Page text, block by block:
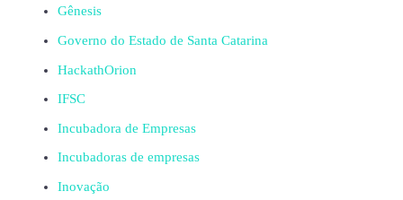
Gênesis
Governo do Estado de Santa Catarina
HackathOrion
IFSC
Incubadora de Empresas
Incubadoras de empresas
Inovação